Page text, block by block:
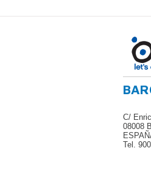
C/
08008
Tel.